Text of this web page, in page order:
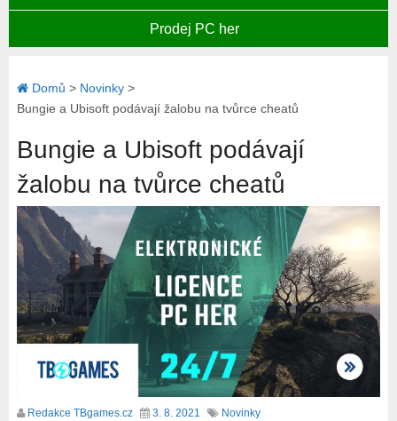
Prodej PC her
Domů > Novinky>
Bungie a Ubisoft podávají žalobu na tvůrce cheatů
Bungie a Ubisoft podávají
žalobu na tvůrce cheatů
Redakce TBgames.cz 3. 8. 2021 Novinky